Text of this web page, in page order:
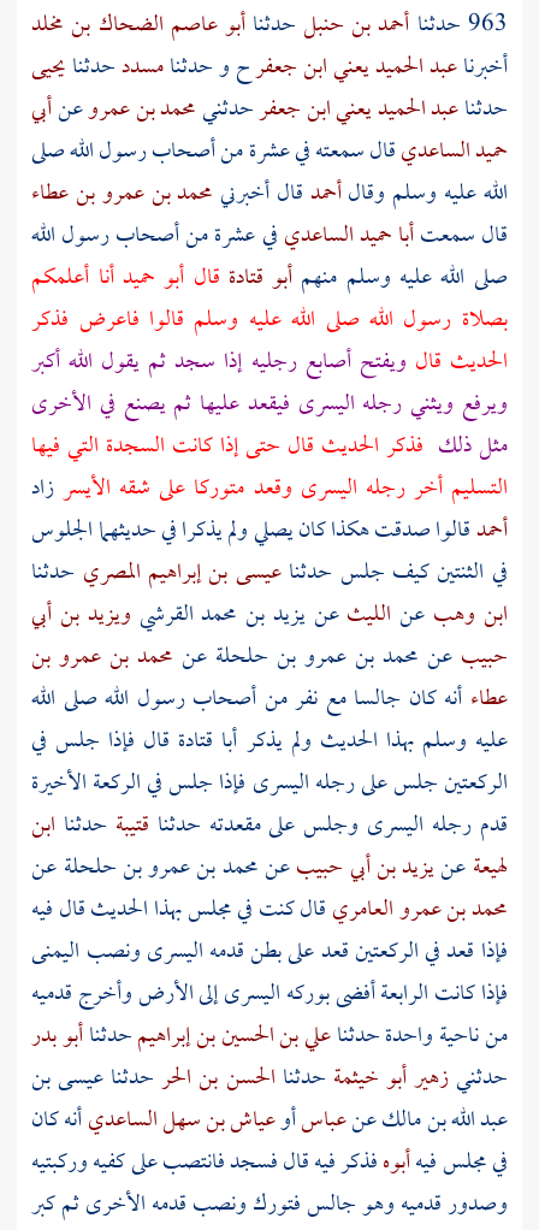
963 حدثنا
أحمد بن حنبلحدثناأبو عاصم الضحاك بن مخلد
أخبرناعبد الحميد يعني ابن جعفرح و حدثنامسددحدثنايحيى
حدثناعبد الحميد يعني ابن جعفرحدثنيمحمد بن عمروعنأبي
حميد الساعديقال سمعته في عشرة منأصحاب رسول اللهصلى
الله عليه وسلم وقالأحمدقال أخبرنيمحمد بن عمرو بن عطاء
قال سمعتأبا حميد الساعديفي عشرة منأصحاب رسول الله
صلى الله عليه وسلم منهم أبو قتادة قال أبو حميدأنا أعلمكم
بصلاة رسول الله صلى الله عليه وسلم قالوا فاعرض فذكر
الحديث قال ويفتح أصابع رجليه إذا سجد ثم يقول الله أكبر
ويرفع ويثني رجله اليسرى فيقعد عليها ثم يصنع في الأخرى
مثل ذلك فذكر الحديث قال حتى إذا كانت السجدة التي فيها
التسليم أخر رجله اليسرى وقعد متوركا على شقه الأيسرزاد
أحمدقالوا صدقت هكذا كان يصلي ولم يذكرا في حديثهما الجلوس
في الثنتين كيف جلس حدثناعيسى بن إبراهيم المصري حدثنا
ابن وهب عن الليثعنيزيد بن محمد القرشي ويزيد بن أبي
حبيبعن محمد بن عمرو بن حلحلة عن محمد بن عمرو بن
عطاء أنه كان جالسا مع نفر منأصحاب رسول اللهصلى الله
عليه وسلم بهذا الحديث ولم يذكر أبا قتادة قال فإذا جلس في
الركعتين جلس على رجله اليسرى فإذا جلس في الركعة الأخيرة
قدم رجله اليسرى وجلس على مقعدته حدثنا قتيبة حدثنا ابن
لهيعةعنيزيد بن أبي حبيبعنمحمد بن عمرو بن حلحلةعن
محمد بن عمرو العامريقال كنت في مجلس بهذا الحديث قال فيه
فإذا قعد في الركعتين قعد على بطن قدمه اليسرى ونصب اليمنى
فإذا كانت الرابعة أفضى بوركه اليسرى إلى الأرض وأخرج قدميه
من ناحية واحدة حدثناعلي بن الحسين بن إبراهيمحدثناأبو بدر
حدثنيزهير أبو خيثمة حدثنا الحسن بن الحرحدثناعيسى بن
عبد الله بن مالكعنعباسأوعياش بن سهل الساعديأنه كان
في مجلس فيهأبوهفذكر فيه قال فسجد فانتصب على كفيه وركبتيه
وصدور قدميه وهو جالس فتورك ونصب قدمه الأخرى ثم كبر